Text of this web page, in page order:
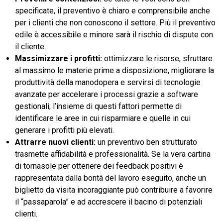
specificate, il preventivo è chiaro e comprensibile anche
per i clienti che non conoscono il settore. Più il preventivo
edile è accessibi le e minore sarà il rischio di dispute con
il cliente.
Massimizzare i profitti: ottimizzare le risorse, sfruttare
al massimo le materie prime a disposizione, migliorare la
produttività della manodopera e servirsi di tecnologie
avanzate per accelerare i processi grazie a software
gestionali; l’insieme di questi fattori permette di
identificare le aree in cui risparmiare e quelle in cui
generare i profitti più elevati.
Attrarre nuovi clienti: un preventivo ben strutturato
trasmette affidabilità e professionalità. Se la vera cartina
di tornasole per ottenere dei feedback positivi è
rappresentata dalla bontà del lavoro eseguito, anche un
biglietto da visita incoraggiante può contribuire a favorire
il “passaparola” e ad accrescere il bacino di potenziali
clienti.